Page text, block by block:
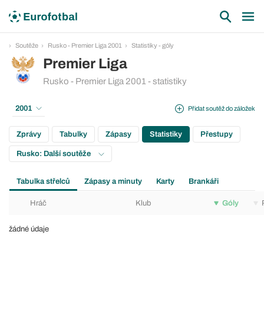
Soutěže Rusko - Premier Liga 2001 Statistiky - góly
Premier Liga
Rusko - Premier Liga 2001 - statistiky
Přidat soutěž do záložek
2001
Zprávy Tabulky Zápasy Statistiky Přestupy
Rusko: Další soutěže
Tabulka střelců Zápasy a minuty Karty Brankáři
Hráč Klub Góly
žádné údaje